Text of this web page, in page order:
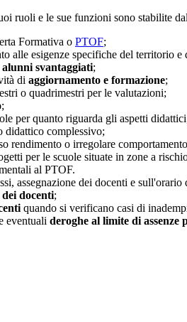
ruoli e le sue funzioni sono stabilite dal
Formativa o PTOF;
alle esigenze specifiche del territorio
alunni svantaggiati;
di aggiornamento e formazione;
o quadrimestri per le valutazioni;
;
per quanto riguarda gli aspetti
didattico complessivo;
rendimento o irregolare
per le scuole situate in zone a
al PTOF.
assegnazione dei docenti e sull'orario
docenti;
quando si verificano casi di
eventuali deroghe al limite di assenze